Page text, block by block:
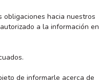
obligaciones hacia nuestros
a la información en
de informarle acerca de